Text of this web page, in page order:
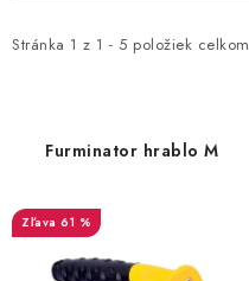
Kontakty Doprava a platba
i
d
u
Stránka 1 z 1 - 5 položiek celkom
e
r
o
Furminator hrablo M
61 %